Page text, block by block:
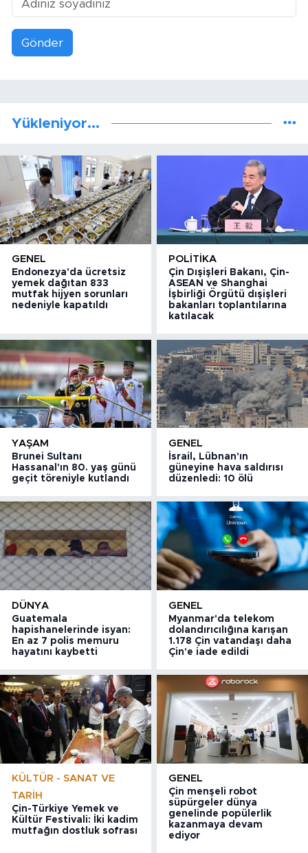
Gönder
Yükleniyor...
GENEL
Endonezya'da ücretsiz
yemek dağıtan 833
mutfak hijyen sorunları
nedeniyle kapatıldı
POLITIKA
Çin Dışişleri Bakanı, Çin-
ASEAN ve Shanghai
İşbirliği Örgütü dışişleri
bakanları toplantılarına
katılacak
YAŞAM
Brunei Sultanı
Hassanal'ın 80. yaş günü
geçit töreniyle kutlandı
GENEL
İsrail, Lübnan'ın
güneyine hava saldırısı
düzenledi: 10 ölü
DÜNYA
Guatemala
hapishanelerinde isyan:
En az 7 polis memuru
hayatını kaybetti
GENEL
Myanmar'da telekom
dolandırıcılığına karışan
1.178 Çin vatandaşı daha
Çin'e iade edildi
KÜLTÜR - SANAT VE
TARIH
Çin-Türkiye Yemek ve
Kültür Festivali: İki kadim
mutfağın dostluk sofrası
GENEL
Çin menşeli robot
süpürgeler dünya
genelinde popülerlik
kazanmaya devam
ediyor